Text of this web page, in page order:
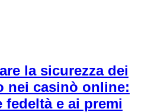
la sicurezza dei
nei casinò online:
e ai premi